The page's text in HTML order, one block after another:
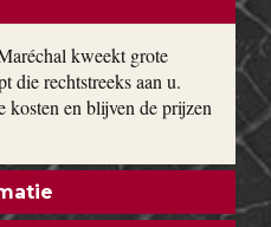
kweekt grote
die rechtstreeks aan u.
en blijven de prijzen